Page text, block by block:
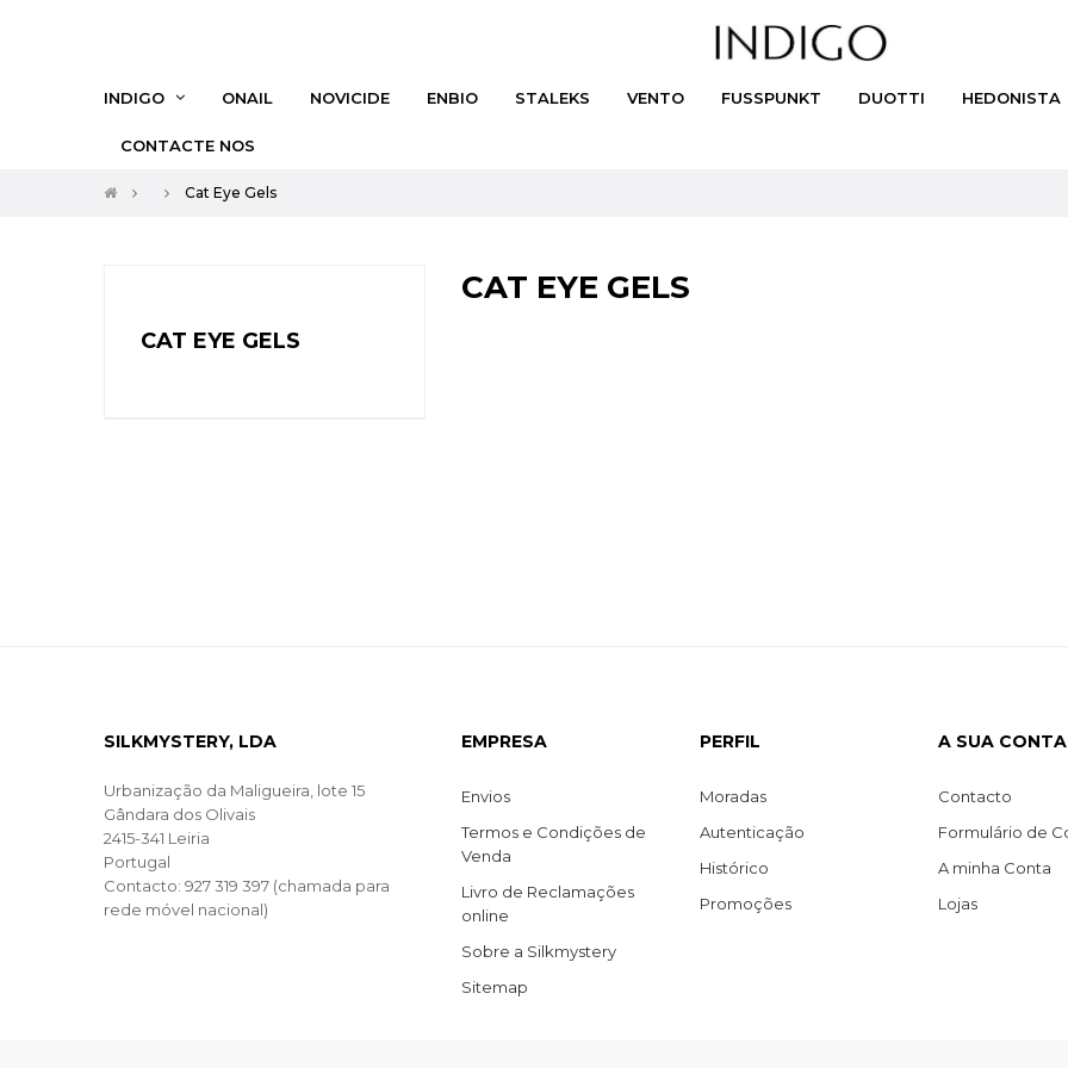
INDIGO ONAIL NOVICIDE ENBIO STALEKS VENTO FUSSPUNKT DUOTTI HEDONISTA
CONTACTE NOS
Cat Eye Gels
CAT EYE GELS
CAT EYE GELS
SILKMYSTERY, LDA
Urbanização da Maligueira, lote 15
Gândara dos Olivais
2415-341 Leiria
Portugal
Contacto: 927 319 397 (chamada para
rede móvel nacional)
EMPRESA
Envios
Termos e Condições de
Venda
Livro de Reclamações
online
Sobre a Silkmystery
Sitemap
PERFIL
Moradas
Autenticação
Histórico
Promoções
A SUA CONTA
Contacto
Formulário de
A minha Conta
Lojas